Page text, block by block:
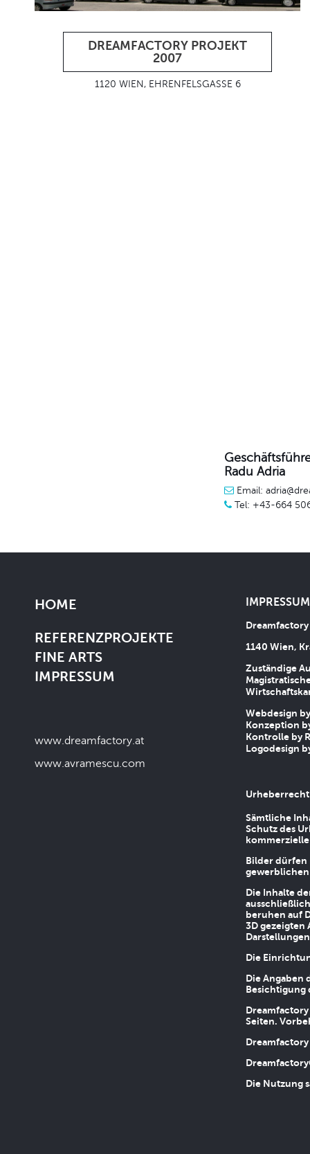
DREAMFACTORY PROJEKT
2007
1120 WIEN, EHRENFELSGASSE 6
Radu Adria
Email:
Tel: +43-664
HOME
REFERENZPROJEKTE
FINE ARTS
IMPRESSUM
www.dreamfactory.at
www.avramescu.com
1140 Wien,
Zuständige
Webdesign
Konzeption
Kontrolle by
Logodesign
Urheberrecht
Sämtliche
Schutz des
Bilder dürfen
Die Inhalte
beruhen auf
3D gezeigten
Die
Die
Besichtigung
Seiten.
Die Nutzung